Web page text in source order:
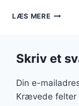
LÆS MEREHURTIG
Skriv et
Din e-
Krævede felter